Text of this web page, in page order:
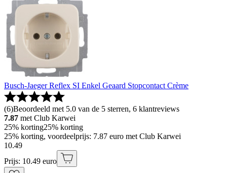
Busch-Jaeger Reflex SI Enkel Geaard Stopcontact Crème
(6)Beoordeeld met 5.0 van de 5 sterren, 6 klantreviews
7.87 met Club Karwei
25% korting25% korting
25% korting, voordeelprijs: 7.87 euro met Club Karwei
10.49
Prijs: 10.49 euro